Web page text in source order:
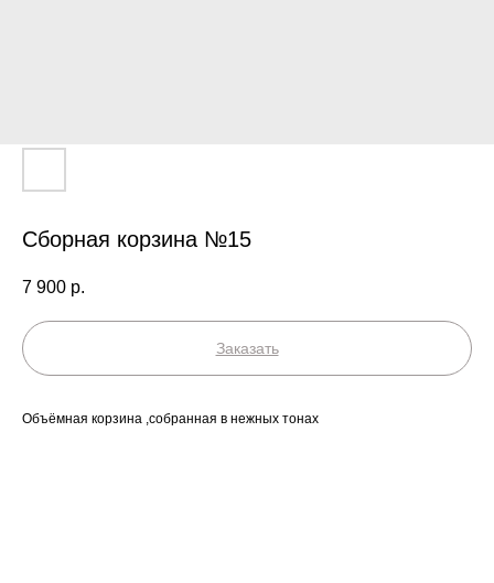
Сборная корзина №15
7 900 р.
Заказать
Объёмная корзина ,собранная в нежных тонах